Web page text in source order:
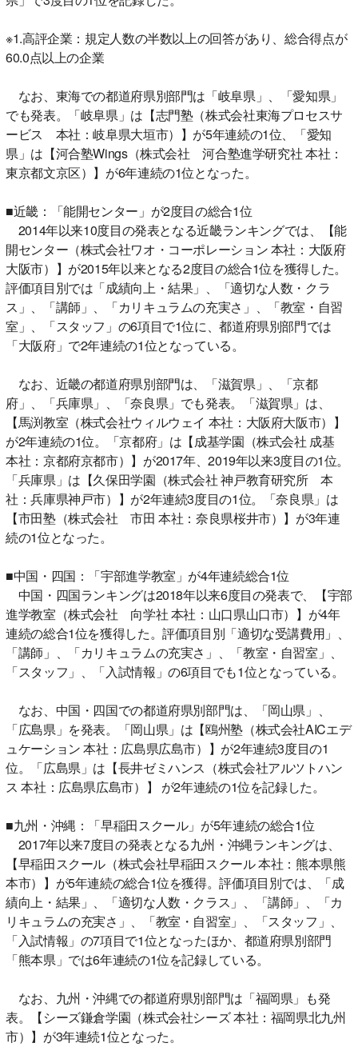
※1.高評企業：規定人数の半数以上の回答があり、総合得点が
60.0点以上の企業
なお、東海での都道府県別部門は「岐阜県」、「愛知県」
でも発表。「岐阜県」は【志門塾（株式会社東海プロセスサ
ービス 本社：岐阜県大垣市）】が5年連続の1位、「愛知
県」は【河合塾Wings（株式会社 河合塾進学研究社 本社：
東京都文京区）】が6年連続の1位となった。
■近畿：「能開センター」が2度目の総合1位
2014年以来10度目の発表となる近畿ランキングでは、【能
開センター（株式会社ワオ・コーポレーション 本社：大阪府
大阪市）】が2015年以来となる2度目の総合1位を獲得した。
評価項目別では「成績向上・結果」、「適切な人数・クラ
ス」、「講師」、「カリキュラムの充実さ」、「教室・自習
室」、「スタッフ」の6項目で1位に、都道府県別部門では
「大阪府」で2年連続の1位となっている。
なお、近畿の都道府県別部門は、「滋賀県」、「京都
府」、「兵庫県」、「奈良県」でも発表。「滋賀県」は、
【馬渕教室（株式会社ウィルウェイ 本社：大阪府大阪市）】
が2年連続の1位。「京都府」は【成基学園（株式会社 成基
本社：京都府京都市）】が2017年、2019年以来3度目の1位。
「兵庫県」は【久保田学園（株式会社 神戸教育研究所 本
社：兵庫県神戸市）】が2年連続3度目の1位。「奈良県」は
【市田塾（株式会社 市田 本社：奈良県桜井市）】が3年連
続の1位となった。
■中国・四国：「宇部進学教室」が4年連続総合1位
中国・四国ランキングは2018年以来6度目の発表で、【宇部
進学教室（株式会社 向学社 本社：山口県山口市）】が4年
連続の総合1位を獲得した。評価項目別「適切な受講費用」、
「講師」、「カリキュラムの充実さ」、「教室・自習室」、
「スタッフ」、「入試情報」の6項目でも1位となっている。
なお、中国・四国での都道府県別部門は、「岡山県」、
「広島県」を発表。「岡山県」は【鴎州塾（株式会社AICエデ
ュケーション 本社：広島県広島市）】が2年連続3度目の1
位。「広島県」は【長井ゼミハンス（株式会社アルツトハン
ス 本社：広島県広島市）】 が2年連続の1位を記録した。
■九州・沖縄：「早稲田スクール」が5年連続の総合1位
2017年以来7度目の発表となる九州・沖縄ランキングは、
【早稲田スクール（株式会社早稲田スクール 本社：熊本県熊
本市）】が5年連続の総合1位を獲得。評価項目別では、「成
績向上・結果」、「適切な人数・クラス」、「講師」、「カ
リキュラムの充実さ」、「教室・自習室」、「スタッフ」、
「入試情報」の7項目で1位となったほか、都道府県別部門
「熊本県」では6年連続の1位を記録している。
なお、九州・沖縄での都道府県別部門は「福岡県」も発
表。【シーズ鎌倉学園（株式会社シーズ 本社：福岡県北九州
市）】が3年連続1位となった。